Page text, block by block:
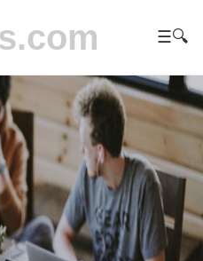
☰🔍